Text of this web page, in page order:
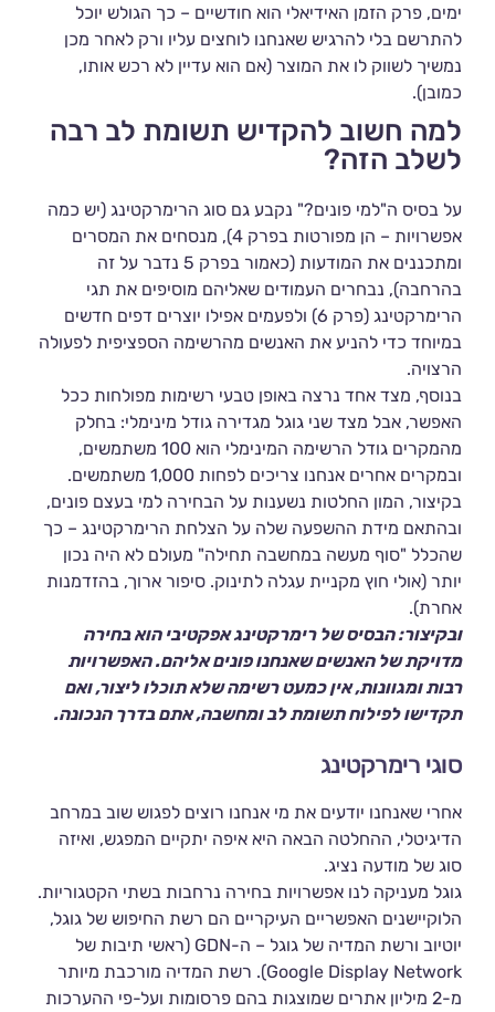
ימים, פרק הזמן האידיאלי הוא חודשיים – כך הגולש יוכל
להתרשם בלי להרגיש שאנחנו לוחצים עליו ורק לאחר מכן
נמשיך לשווק לו את המוצר (אם הוא עדיין לא רכש אותו,
כמובן).
למה חשוב להקדיש תשומת לב רבה
לשלב הזה?
על בסיס ה"למי פונים?" נקבע גם סוג הרימרקטינג (יש כמה
אפשרויות – הן מפורטות בפרק 4), מנסחים את המסרים
ומתכננים את המודעות (כאמור בפרק 5 נדבר על זה
בהרחבה), נבחרים העמודים שאליהם מוסיפים את תגי
הרימרקטינג (פרק 6) ולפעמים אפילו יוצרים דפים חדשים
במיוחד כדי להניע את האנשים מהרשימה הספציפית לפעולה
הרצויה.
בנוסף, מצד אחד נרצה באופן טבעי רשימות מפולחות ככל
האפשר, אבל מצד שני גוגל מגדירה גודל מינימלי: בחלק
מהמקרים גודל הרשימה המינימלי הוא 100 משתמשים,
ובמקרים אחרים אנחנו צריכים לפחות 1,000 משתמשים.
בקיצור, המון החלטות נשענות על הבחירה למי בעצם פונים,
ובהתאם מידת ההשפעה שלה על הצלחת הרימרקטינג – כך
שהכלל "סוף מעשה במחשבה תחילה" מעולם לא היה נכון
יותר (אולי חוץ מקניית עגלה לתינוק. סיפור ארוך, בהזדמנות
אחרת).
ובקיצור: הבסיס של רימרקטינג אפקטיבי הוא בחירה
מדויקת של האנשים שאנחנו פונים אליהם. האפשרויות
רבות ומגוונות, אין כמעט רשימה שלא תוכלו ליצור, ואם
תקדישו לפילוח תשומת לב ומחשבה, אתם בדרך הנכונה.
סוגי רימרקטינג
אחרי שאנחנו יודעים את מי אנחנו רוצים לפגוש שוב במרחב
הדיגיטלי, ההחלטה הבאה היא איפה יתקיים המפגש, ואיזה
סוג של מודעה נציג.
גוגל מעניקה לנו אפשרויות בחירה נרחבות בשתי הקטגוריות.
הלוקיישנים האפשריים העיקריים הם רשת החיפוש של גוגל,
יוטיוב ורשת המדיה של גוגל – ה-GDN (ראשי תיבות של
Google Display Network). רשת המדיה מורכבת מיותר
מ-2 מיליון אתרים שמוצגות בהם פרסומות ועל-פי ההערכות